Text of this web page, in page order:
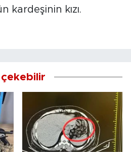
kardeşinin kızı.
çekebilir